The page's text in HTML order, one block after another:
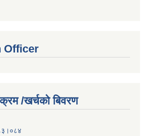
Officer
/खर्चको बिवरण